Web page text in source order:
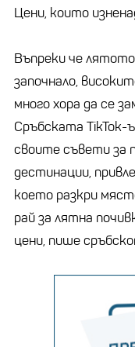
Цени, които
Въпреки че
започнало,
много хора да се
Сръбската TikTok-
своите съвети за
дестинации,
което разкри
рай за лятна
цени, пише